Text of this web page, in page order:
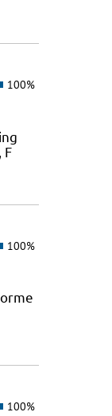
100%
F
100%
100%